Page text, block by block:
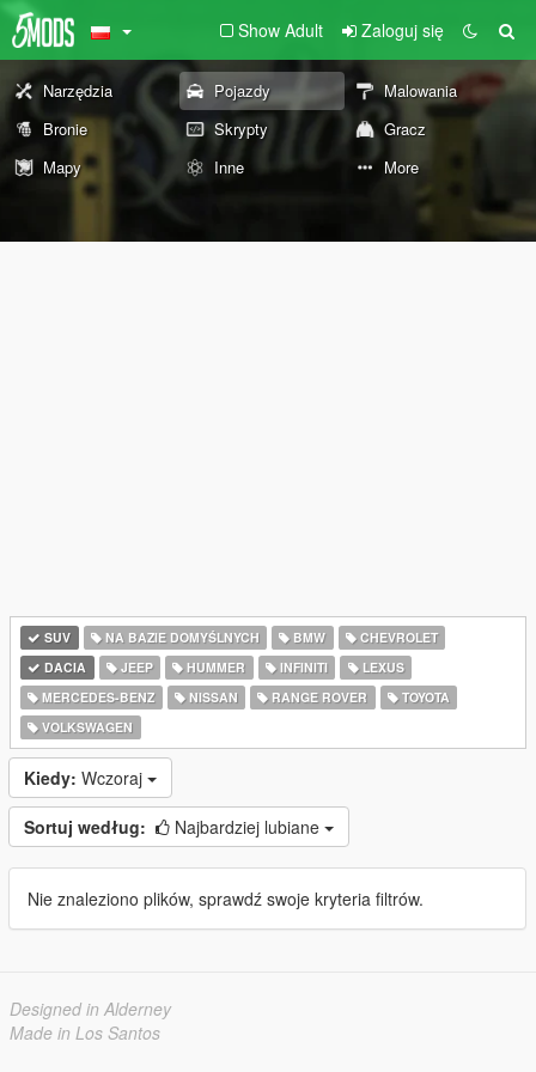
Show Adult Zaloguj się
Narzędzia Pojazdy
Malowania
Bronie
Skrypty
Gracz
Mapy
Inne More
SUV NA BAZIE DOMYŚLNYCH BMW
CHEVROLET
DACIA
JEEP HUMMER INFINITI
LEXUS
MERCEDES-BENZ
NISSAN RANGE ROVER
TOYOTA
VOLKSWAGEN
Kiedy: Wczoraj
Sortuj według: Najbardziej lubiane
Nie znaleziono plików, sprawdź swoje kryteria filtrów.
Designed in Alderney
Made in Los Santos